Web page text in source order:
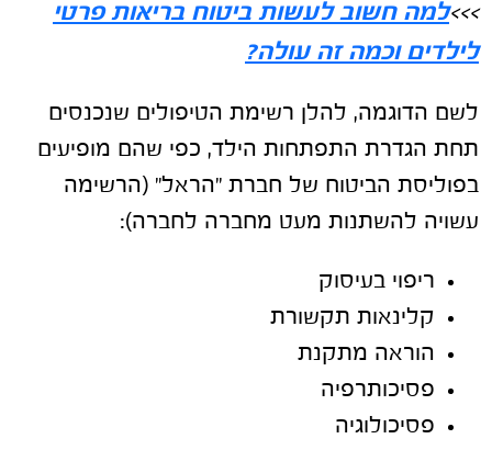
>>>למה חשוב לעשות ביטוח בריאות פרטי
לילדים וכמה זה עולה?
לשם הדוגמה, להלן רשימת הטיפולים שנכנסים
תחת הגדרת התפתחות הילד, כפי שהם מופיעים
בפוליסת הביטוח של חברת "הראל" (הרשימה
עשויה להשתנות מעט מחברה לחברה):
ריפוי בעיסוק
קלינאות תקשורת
הוראה מתקנת
פסיכותרפיה
פסיכולוגיה